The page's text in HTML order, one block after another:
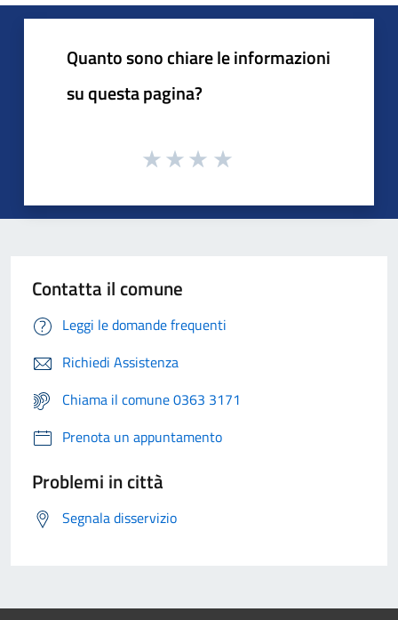
Quanto sono chiare le informazioni
su questa pagina?
Contatta il comune
Leggi le domande frequenti
Richiedi Assistenza
Chiama il comune 0363 3171
Prenota un appuntamento
Problemi in città
Segnala disservizio